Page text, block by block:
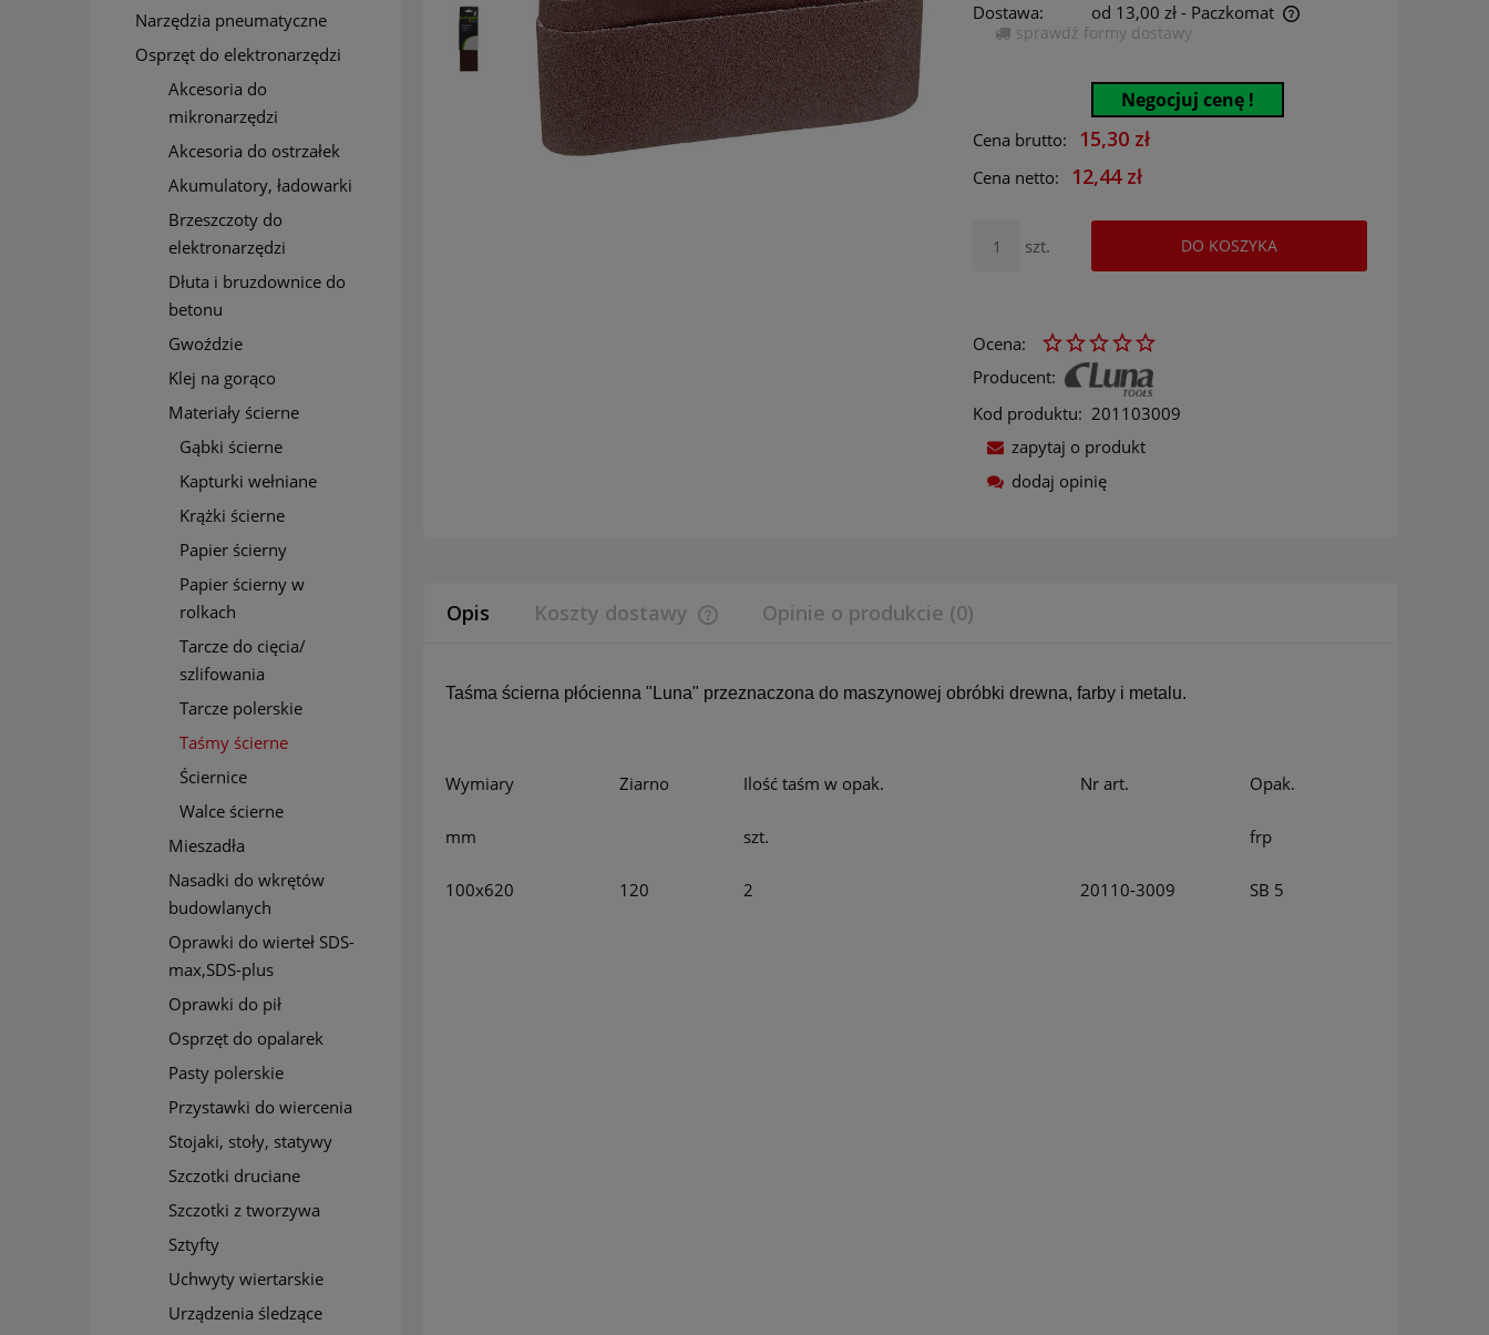
Narzędzia pneumatyczne
Osprzęt do elektronarzędzi
Akcesoria do
mikronarzędzi
Akcesoria do ostrzałek
Akumulatory, ładowarki
Brzeszczoty do
elektronarzędzi
Dłuta i bruzdownice do
betonu
Gwoździe
Klej na gorąco
Materiały ścierne
Gąbki ścierne
Kapturki wełniane
Krążki ścierne
Papier ścierny
Papier ścierny w
rolkach
Tarcze do cięcia/
szlifowania
Tarcze polerskie
Taśmy ścierne
Ściernice
Walce ścierne
Mieszadła
Nasadki do wkrętów
budowlanych
Oprawki do wierteł SDS-
max,SDS-plus
Oprawki do pił
Osprzęt do opalarek
Pasty polerskie
Przystawki do wiercenia
Stojaki, stoły, statywy
Szczotki druciane
Szczotki z tworzywa
Sztyfty
Uchwyty wiertarskie
Urządzenia śledzące
Dostawa:
od 13,00 zł - Paczkomat
sprawdź formy dostawy
Negocjuj cenę !
Cena brutto: 15,30 zł
Cena netto: 12,44 zł
szt. DO KOSZYKA
Ocena:
Producent:
Kod produktu: 201103009
zapytaj o produkt
dodaj opinię
Opis Koszty dostawy
płatności
Opinie o produkcie (0)
Taśma ścierna płócienna "Luna" przeznaczona do maszynowej obróbki drewna, farby i metalu.
Wymiary Ziarno Ilość taśm w opak. Nr art. Opak.
mm szt. frp
100x620 120 2 20110-3009 SB 5